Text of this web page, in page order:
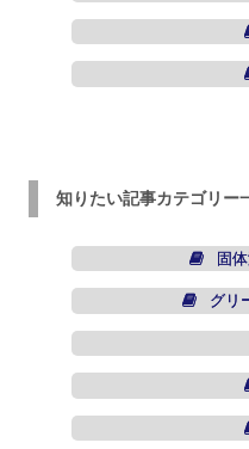
知りたい記事カテゴリー
固
グリ